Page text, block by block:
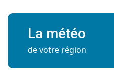
La météo
de votre région